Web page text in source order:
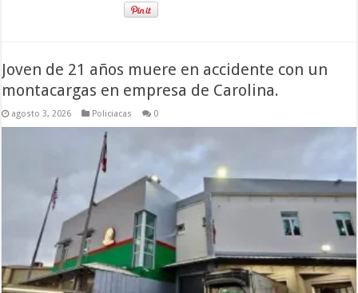
Joven de 21 años muere en accidente con un
montacargas en empresa de Carolina.
agosto 3, 2026 Policiacas 0